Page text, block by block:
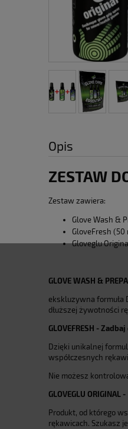
Opis
ZESTAW
Zestaw zawiera:
Glove Wash &
GloveFresh (50
Gloveglu
GLOVE WASH &
ekskluzywna formuła
dłuższej żywotności
GLOVEFRESH -
Dzięki unikalnej
współczesnych
Nie możesz
GLOVEGLU
Produkt, od którego
rękawicach. Szukasz